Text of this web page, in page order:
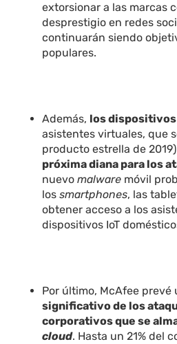
extorsionar a las marcas
desprestigio en redes
continuarán siendo
populares.
Además, los dispositivos
asistentes virtuales, que
producto estrella de
próxima diana para los
nuevomalware móvil
lossmartphones, las
obtener acceso a los
dispositivos IoT
Por último, McAfee prevé
significativo de los
corporativos que se
cloud. Hasta un 21% del